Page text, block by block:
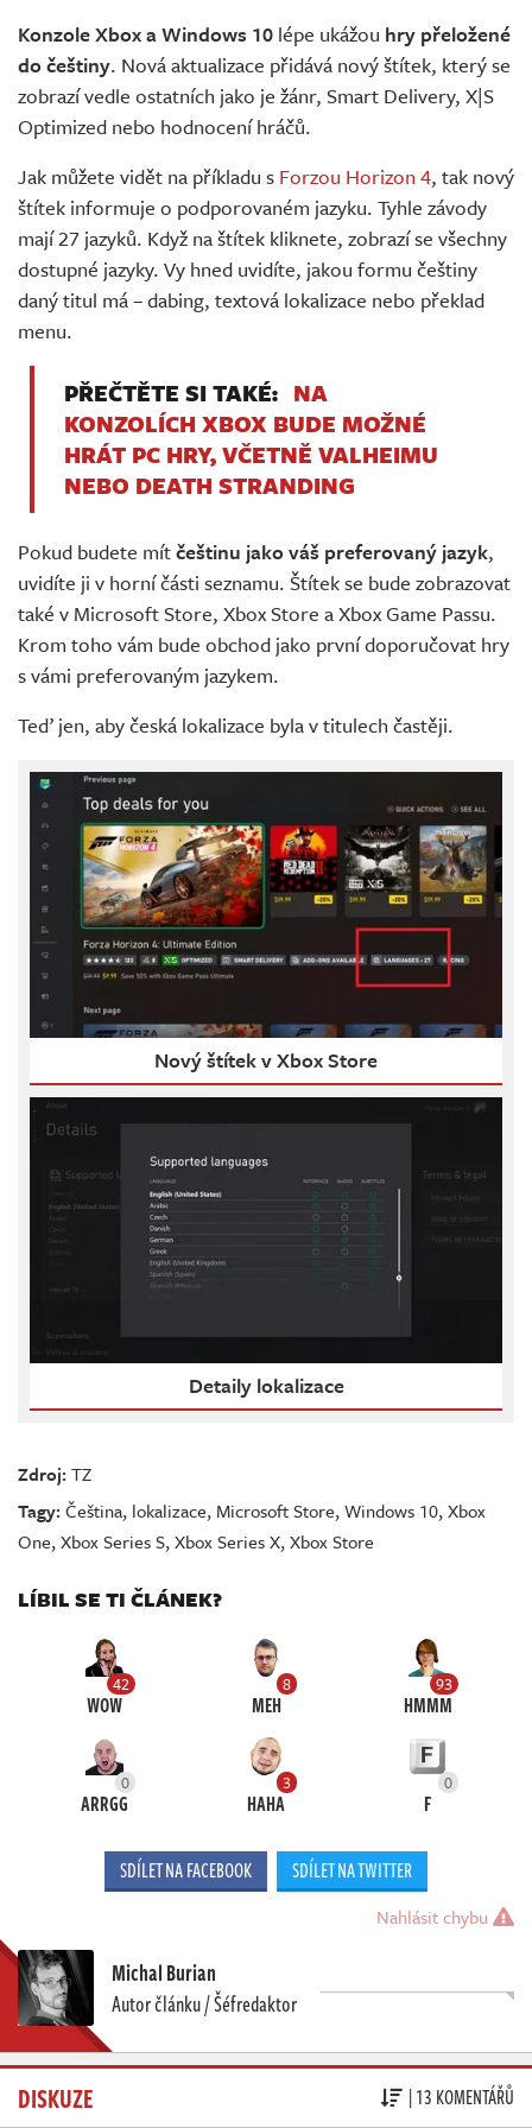
Živě
Konzole Xbox a Windows 10 lépe ukážou hry přeložené
do češtiny. Nová aktualizace přidává nový štítek, který se
zobrazí vedle ostatních jako je žánr, Smart Delivery, X|S
Optimized nebo hodnocení hráčů.
Jak můžete vidět na příkladu s Forzou Horizon 4, tak nový
štítek informuje o podporovaném jazyku. Tyhle závody
mají 27 jazyků. Když na štítek kliknete, zobrazí se všechny
dostupné jazyky. Vy hned uvidíte, jakou formu češtiny
daný titul má – dabing, textová lokalizace nebo překlad
menu.
PŘEČTĚTE SI TAKÉ: NA
KONZOLÍCH XBOX BUDE MOŽNÉ
HRÁT PC HRY, VČETNĚ VALHEIMU
NEBO DEATH STRANDING
Pokud budete mítčeštinu jako váš preferovaný jazyk,
uvidíte ji v horní části seznamu. Štítek se bude zobrazovat
také v Microsoft Store, Xbox Store a Xbox Game Passu.
Krom toho vám bude obchod jako první doporučovat hry
s vámi preferovaným jazykem.
Teď jen, aby česká lokalizace byla v titulech častěji.
Nový štítek v Xbox Store
Detaily lokalizace
Zdroj:TZ
Tagy:Čeština, lokalizace, Microsoft Store,Windows 10,Xbox
One,Xbox Series S,Xbox Series X,Xbox Store
LÍBIL SE TI ČLÁNEK?
42
WOW
8
MEH
93
HMMM
0
ARRGG
3
HAHA
0
F
SDÍLET NA FACEBOOK SDÍLET NA TWITTER
Nahlásit chybu
Michal Burian
Autor článku / Šéfredaktor
DISKUZE | 13 KOMENTÁŘŮ